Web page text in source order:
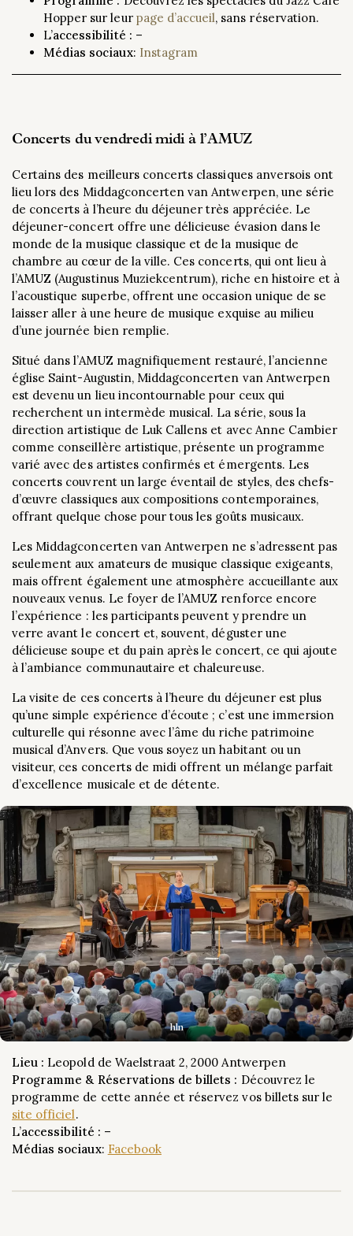
Hopper sur leur page d’accueil, sans réservation.
L’accessibilité : –
Médias sociaux: Instagram
Concerts du vendredi midi à l’AMUZ
Certains des meilleurs concerts classiques anversois ont
lieu lors des Middagconcerten van Antwerpen, une série
de concerts à l’heure du déjeuner très appréciée. Le
déjeuner-concert offre une délicieuse évasion dans le
monde de la musique classique et de la musique de
chambre au cœur de la ville. Ces concerts, qui ont lieu à
l’AMUZ (Augustinus Muziekcentrum), riche en histoire et à
l’acoustique superbe, offrent une occasion unique de se
laisser aller à une heure de musique exquise au milieu
d’une journée bien remplie.
Situé dans l’AMUZ magnifiquement restauré, l’ancienne
église Saint-Augustin, Middagconcerten van Antwerpen
est devenu un lieu incontournable pour ceux qui
recherchent un intermède musical. La série, sous la
direction artistique de Luk Callens et avec Anne Cambier
comme conseillère artistique, présente un programme
varié avec des artistes confirmés et émergents. Les
concerts couvrent un large éventail de styles, des chefs-
d’œuvre classiques aux compositions contemporaines,
offrant quelque chose pour tous les goûts musicaux.
Les Middagconcerten van Antwerpen ne s’adressent pas
seulement aux amateurs de musique classique exigeants,
mais offrent également une atmosphère accueillante aux
nouveaux venus. Le foyer de l’AMUZ renforce encore
l’expérience : les participants peuvent y prendre un
verre avant le concert et, souvent, déguster une
délicieuse soupe et du pain après le concert, ce qui ajoute
à l’ambiance communautaire et chaleureuse.
La visite de ces concerts à l’heure du déjeuner est plus
qu’une simple expérience d’écoute ; c’est une immersion
culturelle qui résonne avec l’âme du riche patrimoine
musical d’Anvers. Que vous soyez un habitant ou un
visiteur, ces concerts de midi offrent un mélange parfait
d’excellence musicale et de détente.
hln
Lieu : Leopold de Waelstraat 2, 2000 Antwerpen
Programme & Réservations de billets : Découvrez le
programme de cette année et réservez vos billets sur le
site officiel.
L’accessibilité : –
Médias sociaux: Facebook